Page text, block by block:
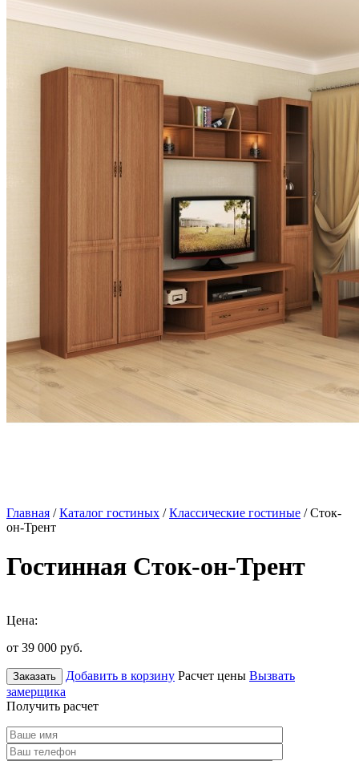
Главная /Каталог гостиных /Классические гостиные / Сток-
он-Трент
Гостинная Сток-он-Трент
Цена:
от 39 000 руб.
Заказать Добавить в корзину Расчет цены Вызвать
замерщика
Получить расчет